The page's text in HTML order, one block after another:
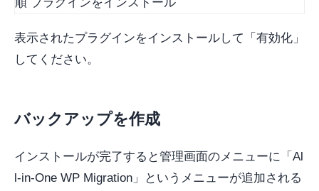
表示されたプラグインをインストールして「有効化」
してください。
バックアップを作成
インストールが完了すると管理画面のメニューに「Al
l-in-One WP Migration」というメニューが追加される